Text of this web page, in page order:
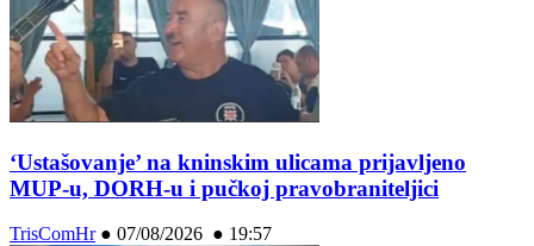
‘Ustašovanje’ na kninskim ulicama prijavljeno
MUP-u, DORH-u i pučkoj pravobraniteljici
TrisComHr● 07/08/2026 ● 19:57